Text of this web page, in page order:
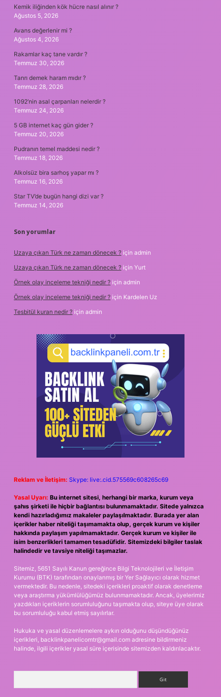
Kemik iliğinden kök hücre nasıl alınır ?
Ağustos 5, 2026
Avans değerlenir mi ?
Ağustos 4, 2026
Rakamlar kaç tane vardır ?
Temmuz 30, 2026
Tanrı demek haram mıdır ?
Temmuz 28, 2026
1092’nin asal çarpanları nelerdir ?
Temmuz 24, 2026
5 GB internet kaç gün gider ?
Temmuz 20, 2026
Pudranın temel maddesi nedir ?
Temmuz 18, 2026
Alkolsüz bira sarhoş yapar mı ?
Temmuz 16, 2026
Star TV’de bugün hangi dizi var ?
Temmuz 14, 2026
Son yorumlar
Uzaya çıkan Türk ne zaman dönecek ? için admin
Uzaya çıkan Türk ne zaman dönecek ? için Yurt
Örnek olay inceleme tekniği nedir ? için admin
Örnek olay inceleme tekniği nedir ? için Kardelen Uz
Tesbitül kuran nedir ? için admin
Reklam ve İletişim: Skype: live:.cid.575569c608265c69
Yasal Uyarı: Bu internet sitesi, herhangi bir marka, kurum veya
şahıs şirketi ile hiçbir bağlantısı bulunmamaktadır. Sitede yalnızca
kendi hazırladığımız makaleler paylaşılmaktadır. Burada yer alan
içerikler haber niteliği taşımamakta olup, gerçek kurum ve kişiler
hakkında paylaşım yapılmamaktadır. Gerçek kurum ve kişiler ile
isim benzerlikleri tamamen tesadüfidir. Sitemizdeki bilgiler taslak
halindedir ve tavsiye niteliği taşımazlar.
Sitemiz, 5651 Sayılı Kanun gereğince Bilgi Teknolojileri ve İletişim
Kurumu (BTK) tarafından onaylanmış bir Yer Sağlayıcı olarak hizmet
vermektedir. Bu nedenle, sitedeki içerikleri proaktif olarak denetleme
veya araştırma yükümlülüğümüz bulunmamaktadır. Ancak, üyelerimiz
yazdıkları içeriklerin sorumluluğunu taşımakta olup, siteye üye olarak
bu sorumluluğu kabul etmiş sayılırlar.
Hukuka ve yasal düzenlemelere aykırı olduğunu düşündüğünüz
içerikleri, backlinkpanelicomtr@gmail.com adresine bildirmeniz
halinde, ilgili içerikler yasal süre içerisinde sitemizden kaldırılacaktır.